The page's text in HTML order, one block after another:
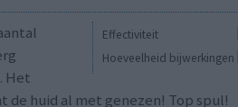
Effectiviteit
Hoeveelheid bijwerkingen
Het
huid al met genezen! Top spul!